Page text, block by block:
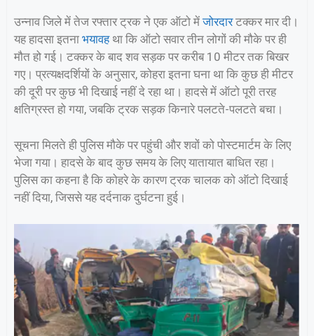
उन्नाव जिले में तेज रफ्तार ट्रक ने एक ऑटो मेंजोरदारटक्कर मार दी।
यह हादसा इतना भयावह था कि ऑटो सवार तीन लोगों की मौके पर ही
मौत हो गई। टक्कर के बाद शव सड़क पर करीब 10 मीटर तक बिखर
गए। प्रत्यक्षदर्शियों के अनुसार, कोहरा इतना घना था कि कुछ ही मीटर
की दूरी पर कुछ भी दिखाई नहीं दे रहा था। हादसे में ऑटो पूरी तरह
क्षतिग्रस्त हो गया, जबकि ट्रक सड़क किनारे पलटते-पलटते बचा।
सूचना मिलते ही पुलिस मौके पर पहुंची और शवों को पोस्टमार्टम के लिए
भेजा गया। हादसे के बाद कुछ समय के लिए यातायात बाधित रहा।
पुलिस का कहना है कि कोहरे के कारण ट्रक चालक को ऑटो दिखाई
नहीं दिया, जिससे यह दर्दनाक दुर्घटना हुई।